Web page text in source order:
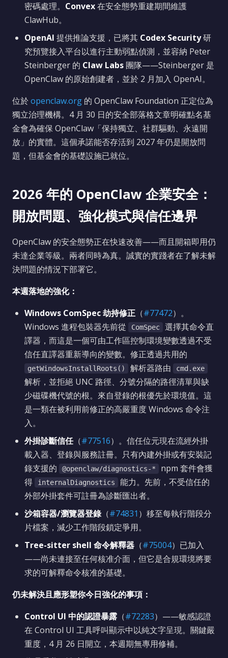
密碼處理。 Convex在安全態勢重建期間維護
ClawHub。
OpenAI 提供推論支援，已將其 Codex Security研
究預覽接入平台以進行主動弱點偵測，並容納 Peter
Steinberger 的 Claw Labs 團隊——Steinberger 是
OpenClaw 的原始創建者，並於 2 月加入 OpenAI。
位於openclaw.org 的 OpenClaw Foundation 正定位為
獨立治理機構。4 月 30 日的安全部落格文章明確點名基
金會為確保 OpenClaw「保持獨立、社群驅動、永遠開
放」的實體。這個承諾能否存活到 2027 年仍是開放問
題，但基金會的基礎設施已就位。
2026 年的 OpenClaw 企業安全：
開放問題、強化模式與信任邊界
OpenClaw 的安全態勢正在快速改善——而且開箱即用仍
未達企業等級。兩者同時為真。誠實的實踐者在了解未解
決問題的情況下部署它。
本週落地的強化：
Windows ComSpec 劫持修正 （#77472）。
Windows 進程包裝器先前從
ComSpec
選擇其命令直
譯器，而這是一個可由工作區控制環境變數透過不受
信任直譯器重新導向的變數。修正透過共用的
getWindowsInstallRoots() 解析器路由 cmd.exe
解析，並拒絕 UNC 路徑、分號分隔的路徑清單與缺
少磁碟機代號的根。來自登錄的根優先於環境值。這
是一類在被利用前修正的高嚴重度 Windows 命令注
入。
外掛診斷信任（#77516）。信任位元現在流經外掛
載入器、登錄與服務註冊。只有內建外掛或有安裝記
錄支援的
@openclaw/diagnostics-*
npm 套件會獲
得
internalDiagnostics
能力。先前，不受信任的
外部外掛套件可註冊為診斷匯出者。
沙箱容器/瀏覽器登錄（#74831 ）移至每執行階段分
片檔案，減少工作階段鎖定爭用。
Tree-sitter shell 命令解釋器 （#75004）已加入
——尚未連接至任何核准介面，但它是合規環境將要
求的可解釋命令核准的基礎。
仍未解決且應形塑你今日強化的事項：
Control UI 中的認證暴露 （#72283）——敏感認證
在 Control UI 工具呼叫顯示中以純文字呈現。關鍵嚴
重度，4 月 26 日開立，本週期無專用修補。